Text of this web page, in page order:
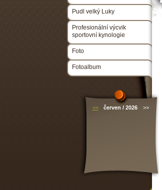
Pudl velký Luky
Profesionální výcvik
sportovní kynologie
Foto
Fotoalbum
<< červen / 2026 >>